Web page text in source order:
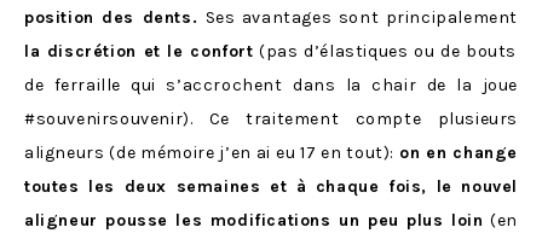
position des dents. Ses avantages sont principalement
la discrétion et le confort (pas d’élastiques ou de bouts
de ferraille qui s’accrochent dans la chair de la joue
#souvenirsouvenir). Ce traitement compte plusieurs
aligneurs (de mémoire j’en ai eu 17 en tout): on en change
toutes les deux semaines et à chaque fois, le nouvel
aligneur pousse les modifications un peu plus loin (en